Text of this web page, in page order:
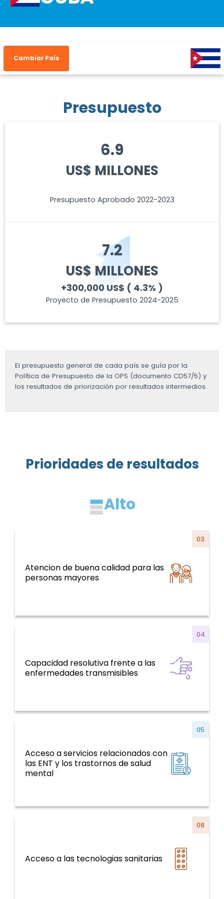
Cambiar País
Presupuesto
6.9
US$ MILLONES
Presupuesto Aprobado 2022-2023
7.2
US$ MILLONES
+300,000 US$ ( 4.3% )
Proyecto de Presupuesto 2024-2025
El presupuesto general de cada país se guía por la
Política de Presupuesto de la OPS (documento CD57/5) y
los resultados de priorización por resultados intermedios.
Prioridades de resultados
Alto
Atencion de buena calidad para las
personas mayores
03
Sistemas y servicios de salud y curso de la
Capacidad resolutiva frente a las
enfermedades transmisibles
04
Enfermedades Transmisibles
Acceso a servicios relacionados con
las ENT y los trastornos de salud
mental
05
ENT y factores de riesgo, salud mental,
violencia y traumatismo
Acceso a las tecnologias sanitarias
08
Sistemas y servicios de salud y curso de la
vida